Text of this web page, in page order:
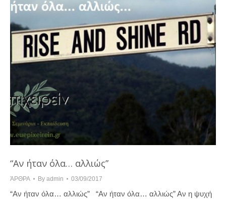
“Αν ήταν όλα… αλλιώς”
ΆΡΘΡΑ By admin 03/09/2017
“Αν ήταν όλα… αλλιώς” “Αν ήταν όλα… αλλιώς” Αν η ψυχή